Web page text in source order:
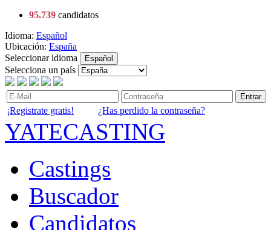
95.739 candidatos
Idioma: Español
Ubicación: España
Seleccionar idioma
Español
Selecciona un país
Entrar
¡Registrate gratis! ¿Has perdido la contraseña?
YATECASTING
Castings
Buscador
Candidatos